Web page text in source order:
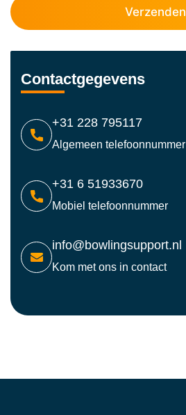
Contactgegevens
+31 228 795117
Algemeen telefoonnummer
+31 6 51933670
Mobiel telefoonnummer
info@bowlingsupport.nl
Kom met ons in contact